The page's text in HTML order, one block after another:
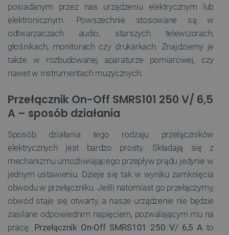
posiadanym przez nas urządzeniu elektrycznym lub
elektronicznym. Powszechnie stosowane są w
odtwarzaczach audio, starszych telewizorach,
głośnikach, monitorach czy drukarkach. Znajdziemy je
także w rozbudowanej aparaturze pomiarowej, czy
nawet w instrumentach muzycznych.
Przełącznik On-Off SMRS101 250 V/ 6,5
A – sposób działania
Sposób działania tego rodzaju przełączników
elektrycznych jest bardzo prosty. Składają się z
mechanizmu umożliwiającego przepływ prądu jedynie w
jednym ustawieniu. Dzieje się tak w wyniku zamknięcia
obwodu w przełączniku. Jeśli natomiast go przełączymy,
obwód staje się otwarty, a nasze urządzenie nie będzie
zasilane odpowiednim napięciem, pozwalającym mu na
pracę. Przełącznik On-Off SMRS101 250 V/ 6,5 A to